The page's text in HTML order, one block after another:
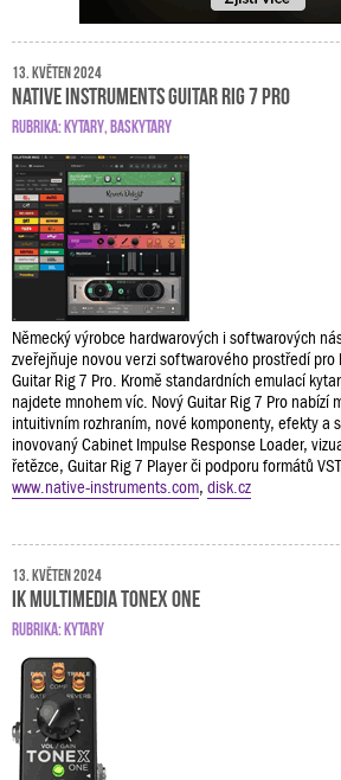
13. květen 2024
Native Instruments Guitar Rig 7 Pro
RUBRIKA:KYTARY BASKYTARY
Německý výrobce hardwarových i softwarových
zveřejňuje novou verzi softwarového prostředí
Guitar Rig 7 Pro. Kromě standardních emulací
najdete mnohem víc. Nový Guitar Rig 7 Pro nabízí
intuitivním rozhraním, nové komponenty, efekty a
inovovaný Cabinet Impulse Response Loader,
řetězce, Guitar Rig 7 Player či podporu formátů VST,
www.native-instruments.com, disk.cz
13. květen 2024
IK Multimedia TONEX ONE
RUBRIKA:KYTARY